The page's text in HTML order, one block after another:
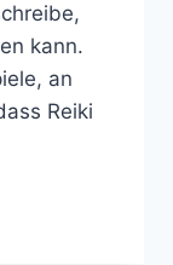
kann.
an
Reiki